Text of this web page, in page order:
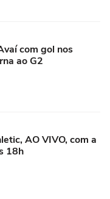
com gol nos
ao G2
AO VIVO, com a
18h